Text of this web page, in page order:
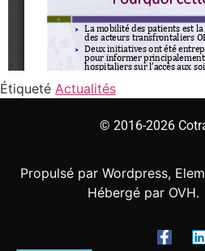
Étiqueté Actualités
© 2016-2026
Propulsé par Wordpress,
Hébergé par OVH.